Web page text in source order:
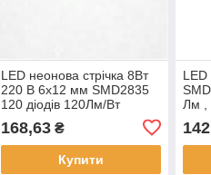
LED неонова стрічка 8Вт
220 В 6х12 мм SMD2835
120 діодів 120Лм/Вт
нейтральний білий 4000К,
серія Neon, гарантія 3
роки, Electro
168,63₴
Купити
LED
Лм ,